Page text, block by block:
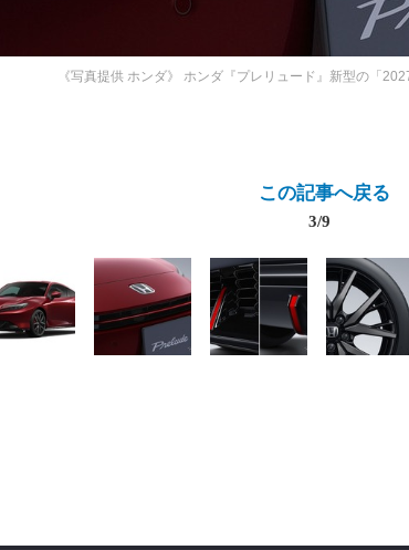
《写真提供 ホンダ》 ホンダ『プレリュード』新型の「
この記事へ戻る
3/9